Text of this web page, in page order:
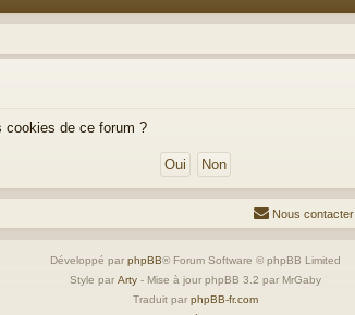
cookies de ce forum ?
Nous contacter
Développé par phpBB® Forum Software © phpBB Limited
Style par Arty- Mise à jour phpBB 3.2 par MrGaby
Traduit par phpBB-fr.com